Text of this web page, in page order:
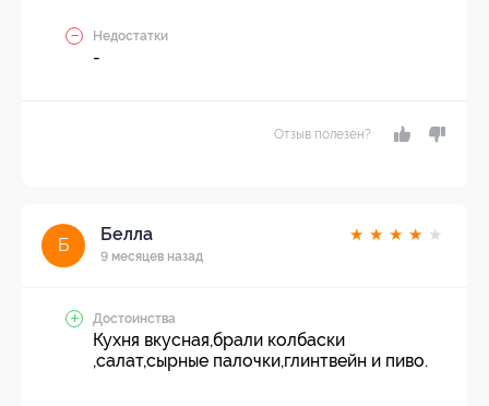
Недостатки
-
Отзыв полезен?
Б
Белла
9 месяцев назад
★ ★ ★ ★ ★
Достоинства
Кухня вкусная,брали колбаски
,салат,сырные палочки,глинтвейн и пиво.